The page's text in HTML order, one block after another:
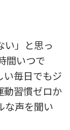
い」と思っ
間いつで
い毎日でもジ
動習慣ゼロか
な声を聞い